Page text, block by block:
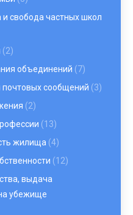
свобода частных школ
(2)
объединений (7)
почтовых сообщений (3)
(2)
(13)
жилища (4)
(12)
выдача
убежище